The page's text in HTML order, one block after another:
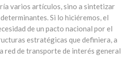
varios artículos, sino a sintetizar
Si lo hiciéremos, el
de un pacto nacional por el
estratégicas que definiera, a
red de transporte de interés general